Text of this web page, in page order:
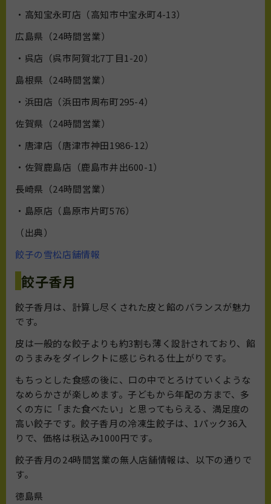
・高知宝永町店（高知市中宝永町4-13）
広島県（24時間営業）
・呉店（呉市阿賀北7丁目1-20）
島根県（24時間営業）
・浜田店（浜田市周布町295-4）
佐賀県（24時間営業）
・唐津店（唐津市神田1986-12）
・佐賀鹿島店（鹿島市井出600-1）
長崎県（24時間営業）
・島原店（島原市片町576）
（出典）
餃子の雪松店舗情報
餃子香月
餃子香月は、計算し尽くされた皮と餡のバランスが魅力
です。
皮は一般的な餃子よりも約3割も薄く設計されており、餡
のうまみをダイレクトに感じられる仕上がりです。
もちっとした食感の後に、口の中でとろけていくような
なめらかさが楽しめます。子どもから年配の方まで、多
くの方に「また食べたい」と思ってもらえる、満足度の
高い餃子です。餃子香月の冷凍生餃子は、1パック36入
りで、価格は税込み1000円です。
餃子香月の24時間営業の無人店舗情報は、以下の通りで
す。
徳島県